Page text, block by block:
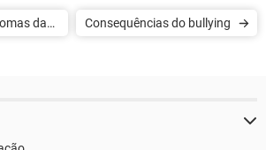
da
Consequências do bullying